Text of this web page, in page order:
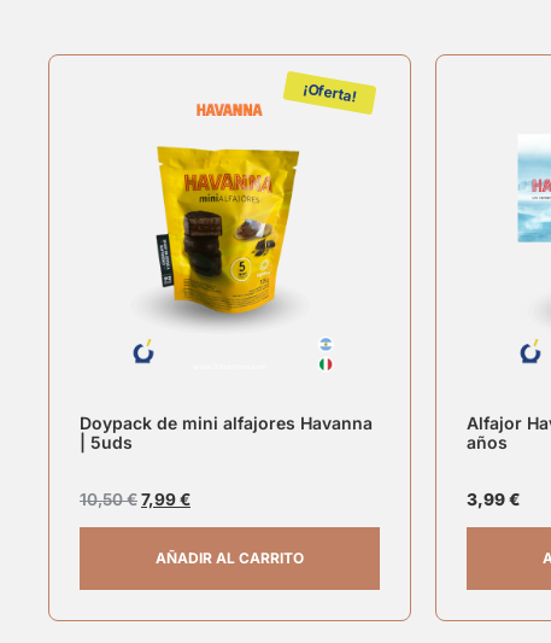
¡Oferta!
Doypack de mini alfajores Havanna
| 5uds
10,50€7,99€
AÑADIR AL CARRITO
Alfajor
años
3,99€